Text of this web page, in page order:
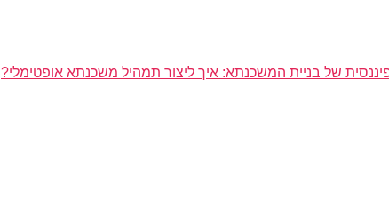
של בניית המשכנתא: איך ליצור תמהיל משכנתא אופטימלי?